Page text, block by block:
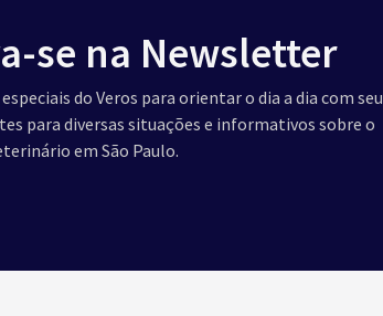
se na Newsletter
do Veros para orientar o dia a dia com seu
para diversas situações e informativos sobre o
em São Paulo.